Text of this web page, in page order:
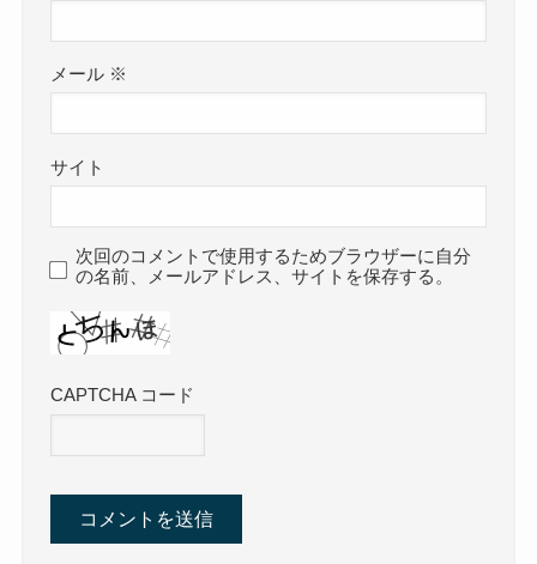
メール ※
サイト
次回のコメントで使用するためブラウザーに自分
の名前、メールアドレス、サイトを保存する。
CAPTCHA コード